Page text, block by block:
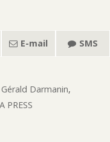
E-mail SMS
Gérald Darmanin,
PRESS